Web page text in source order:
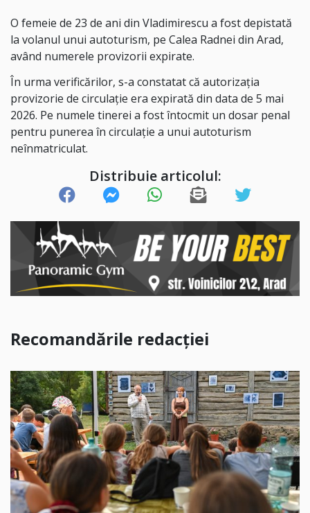
O femeie de 23 de ani din Vladimirescu a fost depistată
la volanul unui autoturism, pe Calea Radnei din Arad,
având numerele provizorii expirate.
În urma verificărilor, s-a constatat că autorizația
provizorie de circulație era expirată din data de 5 mai
2026. Pe numele tinerei a fost întocmit un dosar penal
pentru punerea în circulație a unui autoturism
neînmatriculat.
Distribuie articolul:
Recomandările redacției